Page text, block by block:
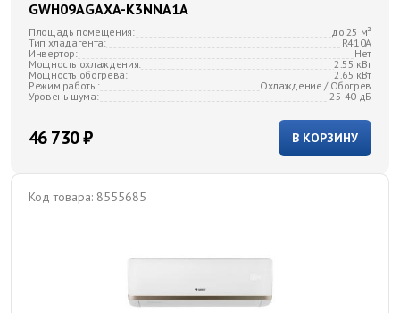
GWH09AGAXA-K3NNA1A
Площадь помещения:
до 25 м²
Тип хладагента:
R410A
Инвертор:
Нет
Мощность охлаждения:
2.55 кВт
Мощность обогрева:
2.65 кВт
Режим работы:
Охлаждение / Обогрев
Уровень шума:
25-40 дБ
В КОРЗИНУ
46 730 ₽
Код товара: 8555685